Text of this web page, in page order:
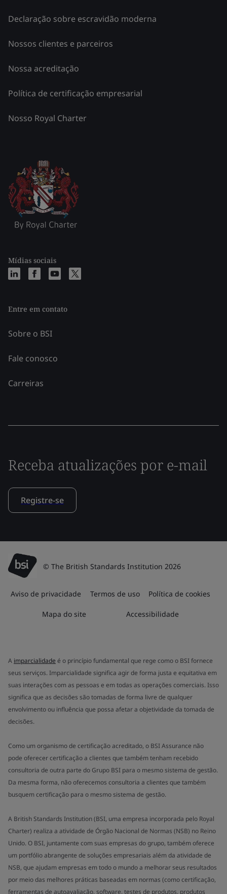
Declaração sobre escravidão moderna
Nossos clientes e parceiros
Nossa acreditação
Política de certificação empresarial
Nosso Royal Charter
Mídias sociais
Entre em contato
Sobre o BSI
Fale conosco
Carreiras
Receba atualizações por e-mail
Registre-se
© The British Standards Institution 2026
Aviso de privacidade Termos de uso Política de cookies
Mapa do site Accessibilidade
A imparcialidade é o princípio fundamental que rege como o BSI fornece
seus serviços. Imparcialidade significa agir de forma justa e equitativa em
suas interações com as pessoas e em todas as operações comerciais. Isso
significa que as decisões são tomadas de forma livre de qualquer
envolvimento ou influência que possa afetar a objetividade da tomada de
decisões.
Como um organismo de certificação acreditado, o BSI Assurance não
pode oferecer certificação a clientes que também tenham recebido
consultoria de outra parte do Grupo BSI para o mesmo sistema de gestão.
Da mesma forma, não oferecemos consultoria a clientes que também
busquem certificação para o mesmo sistema de gestão.
A British Standards Institution (BSI, uma empresa incorporada pelo Royal
Charter) realiza a atividade de Órgão Nacional de Normas (NSB) no Reino
Unido. O BSI, juntamente com suas empresas do grupo, também oferece
um portfólio abrangente de soluções empresariais além da atividade de
NSB, que ajudam empresas em todo o mundo a melhorar seus resultados
por meio das melhores práticas baseadas em normas (como certificação,
ferramentas de autoavaliação, software, testes de produtos, produtos